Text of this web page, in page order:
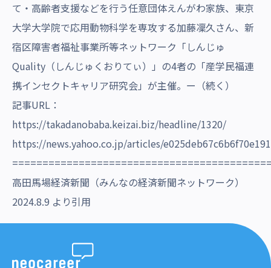
て・高齢者支援などを行う任意団体えんがわ家族、東京
大学大学院で応用動物科学を専攻する加藤凜久さん、新
宿区障害者福祉事業所等ネットワーク「しんじゅ
Quality（しんじゅくおりてぃ）」の4者の「産学民福連
携インセクトキャリア研究会」が主催。ー（続く）
記事URL：
https://takadanobaba.keizai.biz/headline/1320/
https://news.yahoo.co.jp/articles/
高田馬場経済新聞（みんなの経済新聞ネットワーク）
2024.8.9 より引用